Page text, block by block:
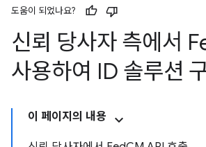
도움이 되었나요?
신뢰 당사자 측에서
사용하여 ID 솔루션
이 페이지의 내용